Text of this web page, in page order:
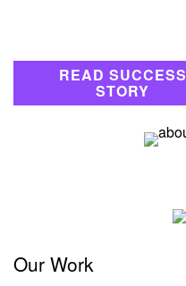
READ SUCCESS
STORY
Our Work